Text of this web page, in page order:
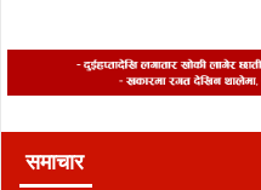
समाचार